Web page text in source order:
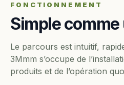
FONCTIONNEMENT
Simple comme
Le parcours est intuitif,
3Mmm s’occupe de
produits et de l’opération